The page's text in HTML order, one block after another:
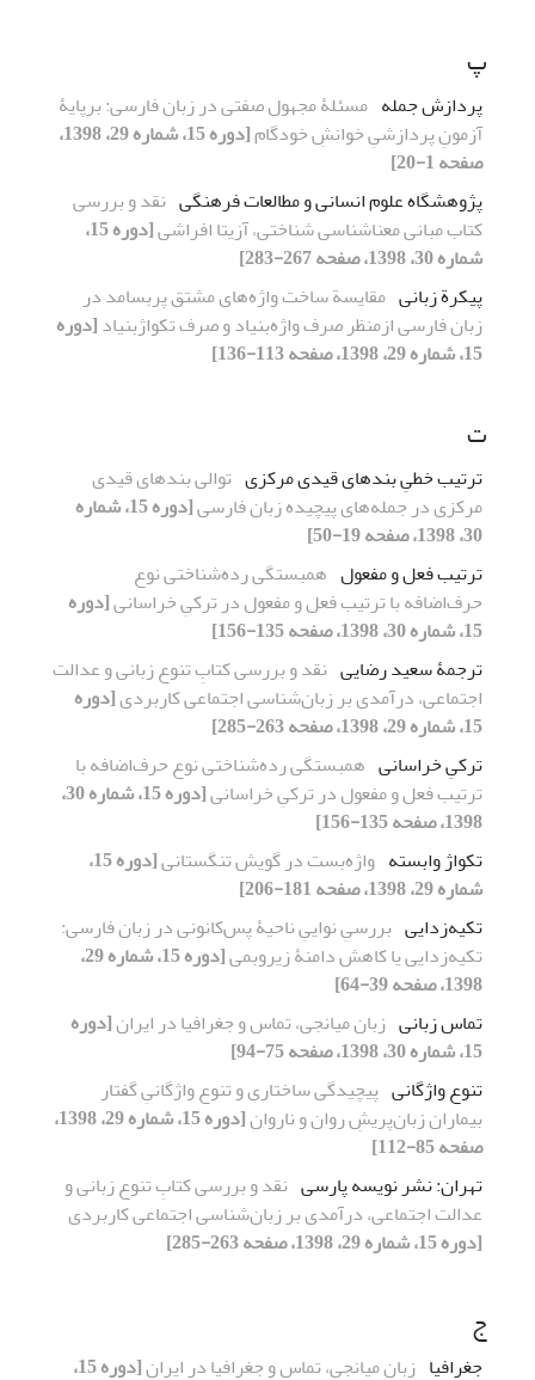
پ
پردازش جمله مسئلۀ مجهول صفتی در زبان فارسی: برپایۀ
آزمونِ پردازشیِ خوانشِ خودگام
[دوره 15، شماره 29، 1398،
صفحه 1-20]
پژوهشگاه علوم انسانی و مطالعات فرهنگی نقد و بررسی
کتاب مبانی معناشناسی شناختی، آزیتا افراشی
[دوره 15،
شماره 30، 1398، صفحه 267-283]
پیکرة زبانی مقایسة ساخت واژه‌های مشتق پربسامد در
زبان فارسی ازمنظر صرف واژه‌بنیاد و صرف تکواژ‌بنیاد[دوره
15، شماره 29، 1398، صفحه 113-136]
ت
ترتیب خطیِ بندهای قیدی مرکزی توالی بندهای قیدی
مرکزی در جمله‌های پیچیده زبان فارسی
[دوره 15، شماره
30، 1398، صفحه 19-50]
ترتیب فعل و مفعول همبستگی رده‌شناختی نوع
حرف‌اضافه با ترتیب فعل و مفعول در ترکیِ خراسانی[دوره
15، شماره 30، 1398، صفحه 135-156]
ترجمۀ سعید رضایی نقد و بررسی کتابِ تنوع زبانی و عدالت
اجتماعی، درآمدی بر زبان‌شناسی اجتماعی کاربردی[دوره
15، شماره 29، 1398، صفحه 263-285]
ترکیِ خراسانی همبستگی رده‌شناختی نوع حرف‌اضافه با
ترتیب فعل و مفعول در ترکیِ خراسانی
[دوره 15، شماره 30،
1398، صفحه 135-156]
تکواژ وابسته واژه‌بست در گویش تنگستانی
[دوره 15،
شماره 29، 1398، صفحه 181-206]
تکیه‌زدایی بررسیِ نواییِ ناحیۀ پس‌کانونی در زبان فارسی:
تکیه‌زدایی یا کاهش دامنۀ زیروبمی
[دوره 15، شماره 29،
1398، صفحه 39-64]
تماس زبانی زبان میانجی، تماس و جغرافیا در ایران[دوره
15، شماره 30، 1398، صفحه 75-94]
تنوع واژگانی پیچیدگی ساختاری و تنوع واژگانیِ گفتار
بیماران زبان‌پریشِ روان و ناروان
[دوره 15، شماره 29، 1398،
صفحه 85-112]
تهران: نشر نویسه پارسی نقد و بررسی کتابِ تنوع زبانی و
عدالت اجتماعی، درآمدی بر زبان‌شناسی اجتماعی کاربردی
[دوره 15، شماره 29، 1398، صفحه 263-285]
ج
جغرافیا زبان میانجی، تماس و جغرافیا در ایران
[دوره 15،